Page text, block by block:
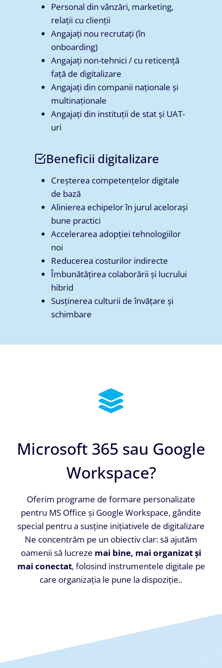
Personal din vânzări, marketing,
relații cu clienții
Angajați nou recrutați (în
onboarding)
Angajați non-tehnici / cu reticență
față de digitalizare
Angajați din companii naționale și
multinaționale
Angajați din instituții de stat și UAT-
uri
Beneficii digitalizare
Creșterea competențelor digitale
de bază
Alinierea echipelor în jurul acelorași
bune practici
Accelerarea adopției tehnologiilor
noi
Reducerea costurilor indirecte
Îmbunătățirea colaborării și lucrului
hibrid
Susținerea culturii de învățare și
schimbare
Microsoft 365 sau Google
Workspace?
Oferim programe de formare personalizate
pentru MS Office și Google Workspace, gândite
special pentru a susține inițiativele de digitalizare
Ne concentrăm pe un obiectiv clar: să ajutăm
oamenii să lucreze mai bine, mai organizat și
mai conectat, folosind instrumentele digitale pe
care organizația le pune la dispoziție..